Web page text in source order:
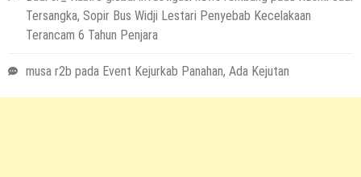
Tersangka, Sopir Bus Widji Lestari Penyebab Kecelakaan
Terancam 6 Tahun Penjara
musa r2b pada Event Kejurkab Panahan, Ada Kejutan